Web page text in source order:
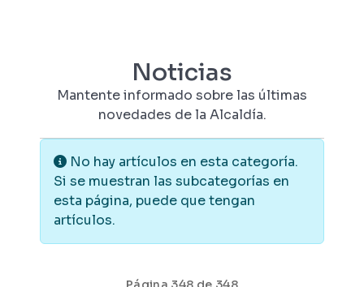
Noticias
Mantente informado sobre las últimas
novedades de la Alcaldía.
Información
No hay artículos en esta categoría.
Si se muestran las subcategorías en
esta página, puede que tengan
artículos.